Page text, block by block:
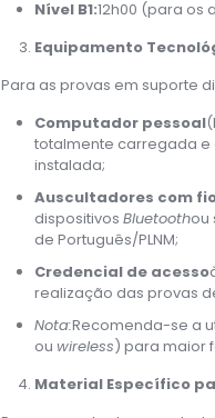
Nível B1:12h00 (para os
Equipamento
Para as provas em suporte
Computador pessoal
totalmente carregada
instalada;
Auscultadores com
dispositivos Bluetoothou
de Português/PLNM;
Credencial de acesso
realização das provas
Nota:Recomenda-se a
ou wireless) para maior
Material Específico